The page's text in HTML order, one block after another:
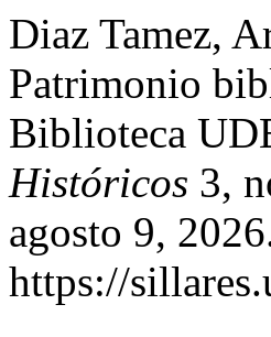
Diaz Tamez,
Patrimonio
Biblioteca
Históricos 3,
agosto 9,
https://